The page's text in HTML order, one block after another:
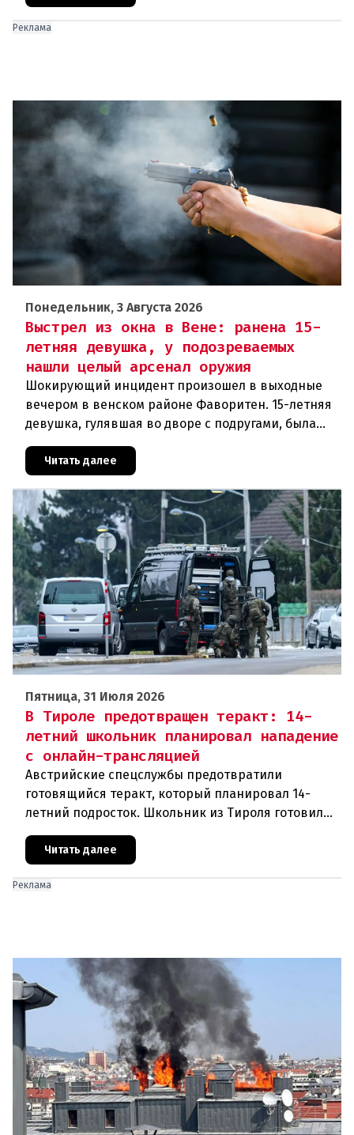
Реклама
Понедельник, 3 Августа 2026
Выстрел из окна в Вене: ранена 15-
летняя девушка, у подозреваемых
нашли целый арсенал оружия
Шокирующий инцидент произошел в выходные
вечером в венском районе Фаворитен. 15-летняя
девушка, гулявшая во дворе с подругами, была
ранена выстрелом из пневматического оружия.
Полиция задержала двух п
Читать далее
Пятница, 31 Июля 2026
В Тироле предотвращен теракт: 14-
летний школьник планировал нападение
с онлайн-трансляцией
Австрийские спецслужбы предотвратили
готовящийся теракт, который планировал 14-
летний подросток. Школьник из Тироля готовил
нападение на религиозные учреждения и
намеревался транслировать свои действи
Читать далее
Реклама